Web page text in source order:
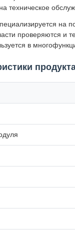
техническое
на
проверяются и
в